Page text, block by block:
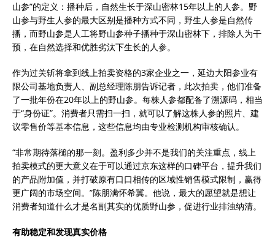
山参”的定义：播种后，自然生长于深山密林15年以上的人参。野
山参与野生人参的最大区别是播种方式不同，野生人参是自然传
播，而野山参是人工将野山参种子播种于深山密林下，排除人为干
预，在自然选择和优胜劣汰下生长的人参。
作为过关斩将拿到线上拍卖资格的3家企业之一，延边大阳参业有
限公司基地负责人、副总经理陈朋告诉记者，此次拍卖，他们准备
了一批年份在20年以上的野山参。每株人参都配备了溯源码，相当
于“身份证”。消费者只需扫一扫，就可以了解这株人参的照片、建
议零售价等基本信息，这些信息均由专业检测机构审核确认。
“非常期待落槌的那一刻。盈利多少并不是我们的关注重点，线上
拍卖模式的更大意义在于可以通过京东这样的口碑平台，提升我们
的产品附加值，并打破原有口口相传的区域性销售模式限制，赢得
更广阔的市场空间。”陈朋满怀希冀。他说，最大的愿望就是想让
消费者知道什么才是名副其实的优质野山参，促进行业排浊纳清。
有助稳定和发现真实价格